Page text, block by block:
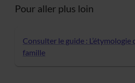
Pour aller plus loin
Consulter le guide : L’étymologie
famille